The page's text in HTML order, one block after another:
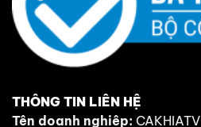
THÔNG TIN LIÊN HỆ
Tên doanh nghiệp: CAKHIATV